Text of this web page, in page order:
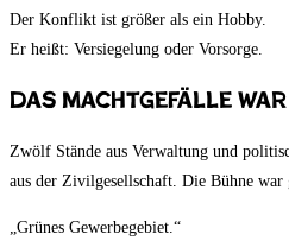
Der Konflikt ist größer als ein Hobby.
Er heißt: Versiegelung oder Vorsorge.
Das Machtgefälle
Zwölf Stände aus Verwaltung und
aus der Zivilgesellschaft. Die Bühne war
„Grünes Gewerbegebiet.“